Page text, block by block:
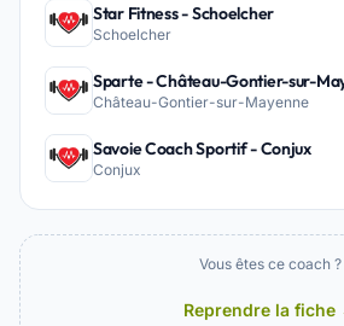
Star Fitness - Schoelcher
Schoelcher
Sparte - Château-Gontier-sur-
Château-Gontier-sur-Mayenne
Savoie Coach Sportif - Conjux
Conjux
Vous êtes ce coach ?
Reprendre la fiche